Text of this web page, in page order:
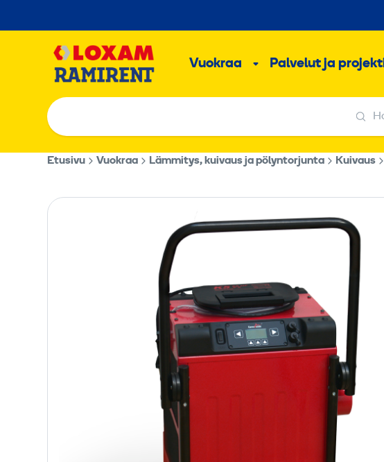
sisältöön
Vuokraa Alavalikko
Palvelut ja
Etusivu Vuokraa Lämmitys, kuivaus ja pölyntorjunta Kuivaus